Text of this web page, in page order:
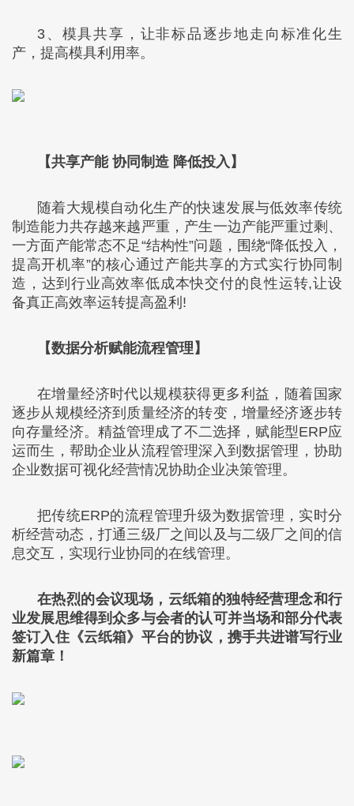
3、模具共享，让非标品逐步地走向标准化生
产，提高模具利用率。
【共享产能 协同制造 降低投入】
随着大规模自动化生产的快速发展与低效率传统
制造能力共存越来越严重，产生一边产能严重过剩、
一方面产能常态不足“结构性”问题，围绕“降低投入，
提高开机率”的核心通过产能共享的方式实行协同制
造，达到行业高效率低成本快交付的良性运转,让设
备真正高效率运转提高盈利!
【数据分析赋能流程管理】
在增量经济时代以规模获得更多利益，随着国家
逐步从规模经济到质量经济的转变，增量经济逐步转
向存量经济。精益管理成了不二选择，赋能型ERP应
运而生，帮助企业从流程管理深入到数据管理，协助
企业数据可视化经营情况协助企业决策管理。
把传统ERP的流程管理升级为数据管理，实时分
析经营动态，打通三级厂之间以及与二级厂之间的信
息交互，实现行业协同的在线管理。
在热烈的会议现场，云纸箱的独特经营理念和行
业发展思维得到众多与会者的认可并当场和部分代表
签订入住《云纸箱》平台的协议，携手共进谱写行业
新篇章！